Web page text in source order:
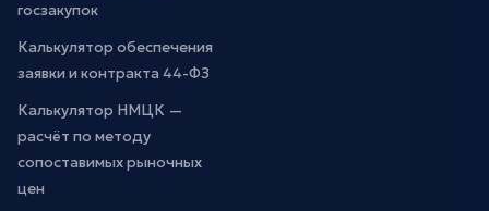
госзакупок
Калькулятор обеспечения
заявки и контракта 44-ФЗ
Калькулятор НМЦК —
расчёт по методу
сопоставимых рыночных
цен